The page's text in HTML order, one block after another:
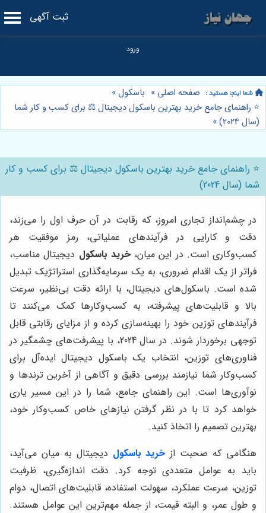
ثبت آگهی
صفحه اصلی » باسکول»
⭐️ راهنمای جامع خرید بهترین باسکول دیجیتال ⚖️ برای کسب و کار شما
(سال 2024)
»
⭐️ راهنمای جامع خرید بهترین باسکول دیجیتال ⚖️ برای کسب و کار
شما (سال 2024)
در چشم‌انداز تجاری امروز، که رقابت در آن حرف اول را می‌زند،
دقت و کارایی در فرآیندهای عملیاتی، رمز موفقیت هر
کسب‌وکاری است. در این میان،خرید باسکول دیجیتال مناسب،
فراتر از یک اقدام ضروری، به یک سرمایه‌گذاری استراتژیک تبدیل
شده است. باسکول‌های دیجیتال، با ارائه دقت بی‌نظیر، سرعت
بالا و قابلیت‌های پیشرفته، به کسب‌وکارها کمک می‌کنند تا
فرآیندهای توزین خود را بهینه‌سازی کرده و از مزایای رقابتی قابل
توجهی برخوردار شوند. در سال 2024، با پیشرفت‌های چشمگیر در
فناوری‌های توزین، انتخاب یک باسکول دیجیتال ایده‌آل برای
کسب‌وکار شما نیازمند بررسی دقیق و آگاهی از آخرین ترندها و
نوآوری‌ها است. این راهنمای جامع، شما را در این مسیر یاری
خواهد کرد تا با در نظر گرفتن نیازهای خاص کسب‌وکار خود،
بهترین تصمیم را اتخاذ کنید.
هنگامی که صحبت از خرید باسکول دیجیتال به میان می‌آید،
باید به عوامل متعددی توجه کرد. دقت اندازه‌گیری، ظرفیت
توزین، سرعت عملکرد، سهولت استفاده، قابلیت‌های اتصال، دوام
و طول عمر، و البته قیمت، از جمله مهم‌ترین این عوامل هستند.